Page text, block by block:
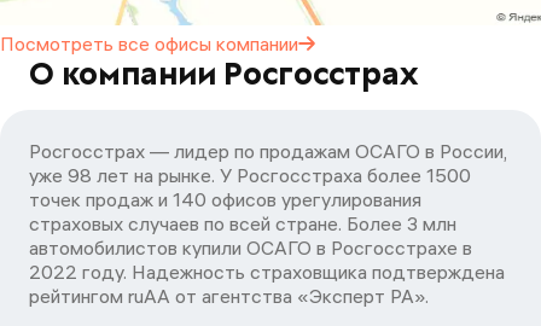
Посмотреть все офисы компании
О компании Росгосстрах
Росгосстрах — лидер по продажам ОСАГО в России,
уже 98 лет на рынке. У Росгосстраха более 1500
точек продаж и 140 офисов урегулирования
страховых случаев по всей стране. Более 3 млн
автомобилистов купили ОСАГО в Росгосстрахе в
2022 году. Надежность страховщика подтверждена
рейтингом ruАА от агентства «Эксперт РА».